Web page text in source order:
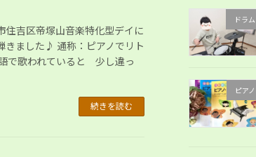
住吉区帝塚山音楽特化型デイに
きました♪ 通称：ピアノでリト
で歌われていると 少し違っ
続きを読む
ドラム
ピアノ